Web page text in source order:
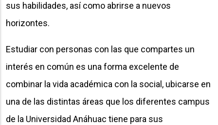
sus habilidades, así como abrirse a nuevos
horizontes.
Estudiar con personas con las que compartes un
interés en común es una forma excelente de
combinar la vida académica con la social, ubicarse en
una de las distintas áreas que los diferentes campus
de la Universidad Anáhuac tiene para sus